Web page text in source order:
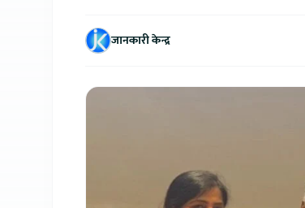
जानकारी केन्द्र